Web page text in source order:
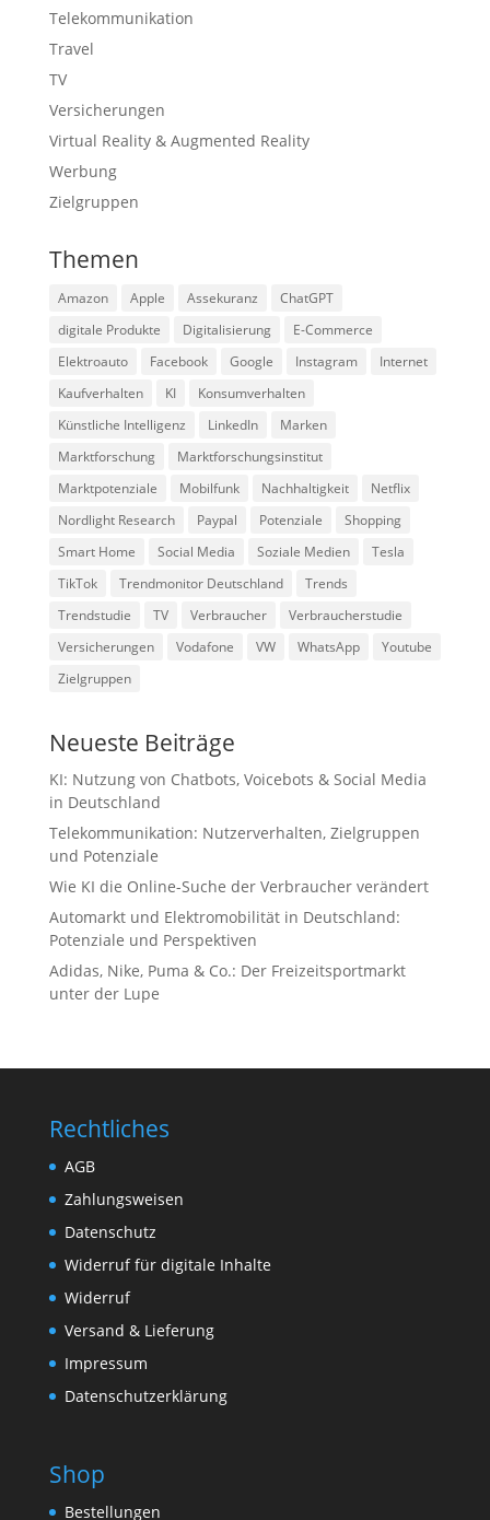
Telekommunikation
Travel
TV
Versicherungen
Virtual Reality & Augmented Reality
Werbung
Zielgruppen
Themen
Amazon Apple Assekuranz
ChatGPT
digitale Produkte
Digitalisierung
E-Commerce
Elektroauto
Facebook Google Instagram
Internet
Kaufverhalten
KI
Konsumverhalten
Künstliche Intelligenz
LinkedIn
Marken
Marktforschung
Marktforschungsinstitut
Marktpotenziale
Mobilfunk Nachhaltigkeit
Netflix
Nordlight Research
Paypal Potenziale
Shopping
Smart Home
Social Media Soziale Medien
Tesla
TikTok
Trendmonitor Deutschland
Trends
Trendstudie
TV Verbraucher
Verbraucherstudie
Versicherungen
Vodafone VW WhatsApp
Youtube
Zielgruppen
Neueste Beiträge
KI: Nutzung von Chatbots, Voicebots & Social Media
in Deutschland
Telekommunikation: Nutzerverhalten, Zielgruppen
und Potenziale
Wie KI die Online-Suche der Verbraucher verändert
Automarkt und Elektromobilität in Deutschland:
Potenziale und Perspektiven
Adidas, Nike, Puma & Co.: Der Freizeitsportmarkt
unter der Lupe
Rechtliches
AGB
Zahlungsweisen
Datenschutz
Widerruf für digitale Inhalte
Widerruf
Versand & Lieferung
Impressum
Datenschutzerklärung
Shop
Bestellungen